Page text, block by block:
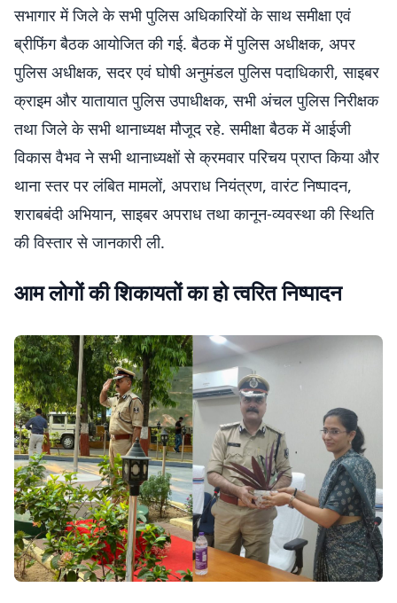
सभागार में जिले के सभी पुलिस अधिकारियों के साथ समीक्षा एवं
ब्रीफिंग बैठक आयोजित की गई. बैठक में पुलिस अधीक्षक, अपर
पुलिस अधीक्षक, सदर एवं घोषी अनुमंडल पुलिस पदाधिकारी, साइबर
क्राइम और यातायात पुलिस उपाधीक्षक, सभी अंचल पुलिस निरीक्षक
तथा जिले के सभी थानाध्यक्ष मौजूद रहे. समीक्षा बैठक में आईजी
विकास वैभव ने सभी थानाध्यक्षों से क्रमवार परिचय प्राप्त किया और
थाना स्तर पर लंबित मामलों, अपराध नियंत्रण, वारंट निष्पादन,
शराबबंदी अभियान, साइबर अपराध तथा कानून-व्यवस्था की स्थिति
की विस्तार से जानकारी ली.
आम लोगों की शिकायतों का हो त्वरित निष्पादन